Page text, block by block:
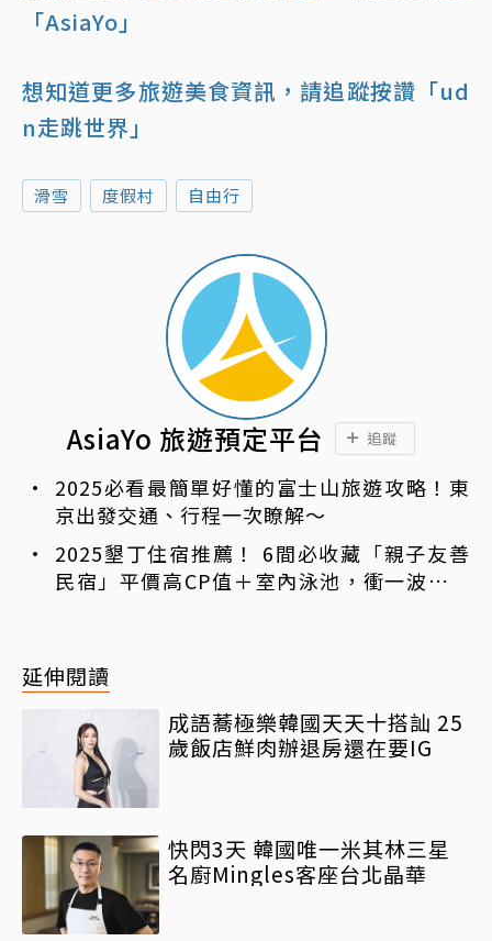
「AsiaYo」
想知道更多旅遊美食資訊，請追蹤按讚「ud
n走跳世界」
滑雪 度假村 自由行
AsiaYo 旅遊預定平台 追蹤
2025必看最簡單好懂的富士山旅遊攻略！東
京出發交通、行程一次瞭解～
2025墾丁住宿推薦！ 6間必收藏「親子友善
民宿」平價高CP值＋室內泳池，衝一波國境
延伸閱讀
成語蕎極樂韓國天天十搭訕 25
歲飯店鮮肉辦退房還在要IG
快閃3天 韓國唯一米其林三星
名廚Mingles客座台北晶華